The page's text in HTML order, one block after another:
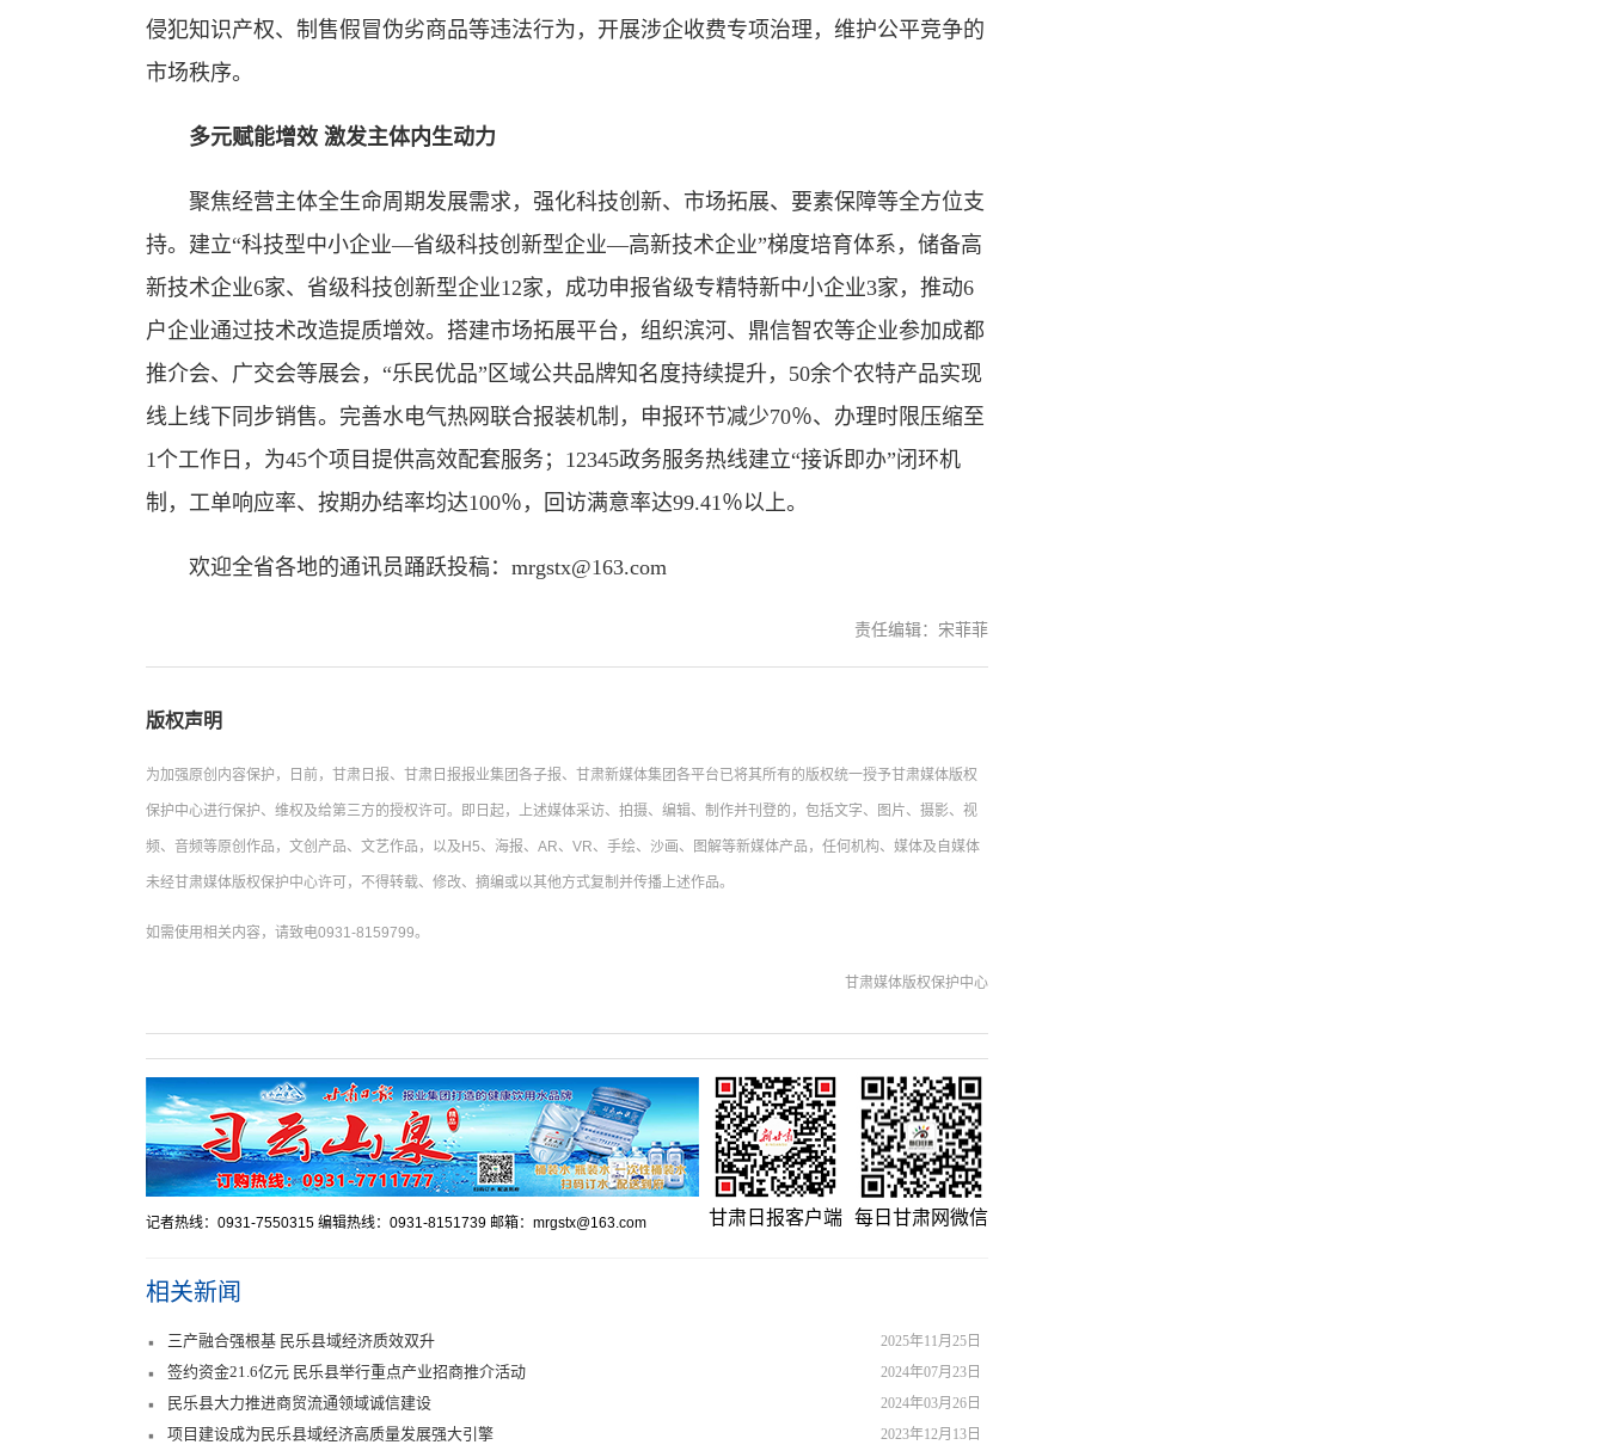
侵犯知识产权、制售假冒伪劣商品等违法行为，开展涉企收费专项治理，维护公平竞争的
市场秩序。
多元赋能增效 激发主体内生动力
聚焦经营主体全生命周期发展需求，强化科技创新、市场拓展、要素保障等全方位支
持。建立“科技型中小企业—省级科技创新型企业—高新技术企业”梯度培育体系，储备高
新技术企业6家、省级科技创新型企业12家，成功申报省级专精特新中小企业3家，推动6
户企业通过技术改造提质增效。搭建市场拓展平台，组织滨河、鼎信智农等企业参加成都
推介会、广交会等展会，“乐民优品”区域公共品牌知名度持续提升，50余个农特产品实现
线上线下同步销售。完善水电气热网联合报装机制，申报环节减少70％、办理时限压缩至
1个工作日，为45个项目提供高效配套服务；12345政务服务热线建立“接诉即办”闭环机
制，工单响应率、按期办结率均达100％，回访满意率达99.41％以上。
欢迎全省各地的通讯员踊跃投稿：mrgstx@163.com
责任编辑：宋菲菲
版权声明
为加强原创内容保护，日前，甘肃日报、甘肃日报报业集团各子报、甘肃新媒体集团各平台已将其所有的版权统一授予甘肃媒体版权
保护中心进行保护、维权及给第三方的授权许可。即日起，上述媒体采访、拍摄、编辑、制作并刊登的，包括文字、图片、摄影、视
频、音频等原创作品，文创产品、文艺作品，以及H5、海报、AR、VR、手绘、沙画、图解等新媒体产品，任何机构、媒体及自媒体
未经甘肃媒体版权保护中心许可，不得转载、修改、摘编或以其他方式复制并传播上述作品。
如需使用相关内容，请致电0931-8159799。
甘肃媒体版权保护中心
记者热线：0931-7550315 编辑热线：0931-8151739 邮箱：mrgstx@163.com 甘肃日报客户端 每日甘肃网微信
相关新闻
2025年11月25日
三产融合强根基 民乐县域经济质效双升
2024年07月23日
签约资金21.6亿元 民乐县举行重点产业招商推介活动
2024年03月26日
民乐县大力推进商贸流通领域诚信建设
2023年12月13日
项目建设成为民乐县域经济高质量发展强大引擎